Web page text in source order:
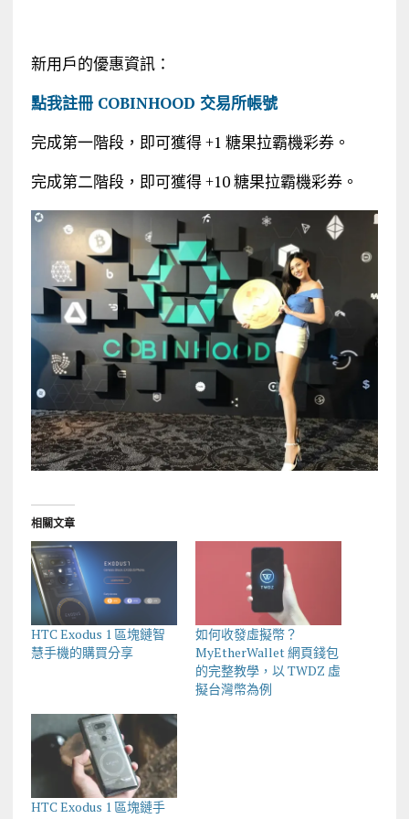
新用戶的優惠資訊：
點我註冊 COBINHOOD 交易所帳號
完成第一階段，即可獲得 +1 糖果拉霸機彩券。
完成第二階段，即可獲得 +10 糖果拉霸機彩券。
相關文章
HTC Exodus 1 區塊鏈智
慧手機的購買分享
如何收發虛擬幣？
MyEtherWallet 網頁錢包
的完整教學，以 TWDZ 虛
擬台灣幣為例
HTC Exodus 1 區塊鏈手